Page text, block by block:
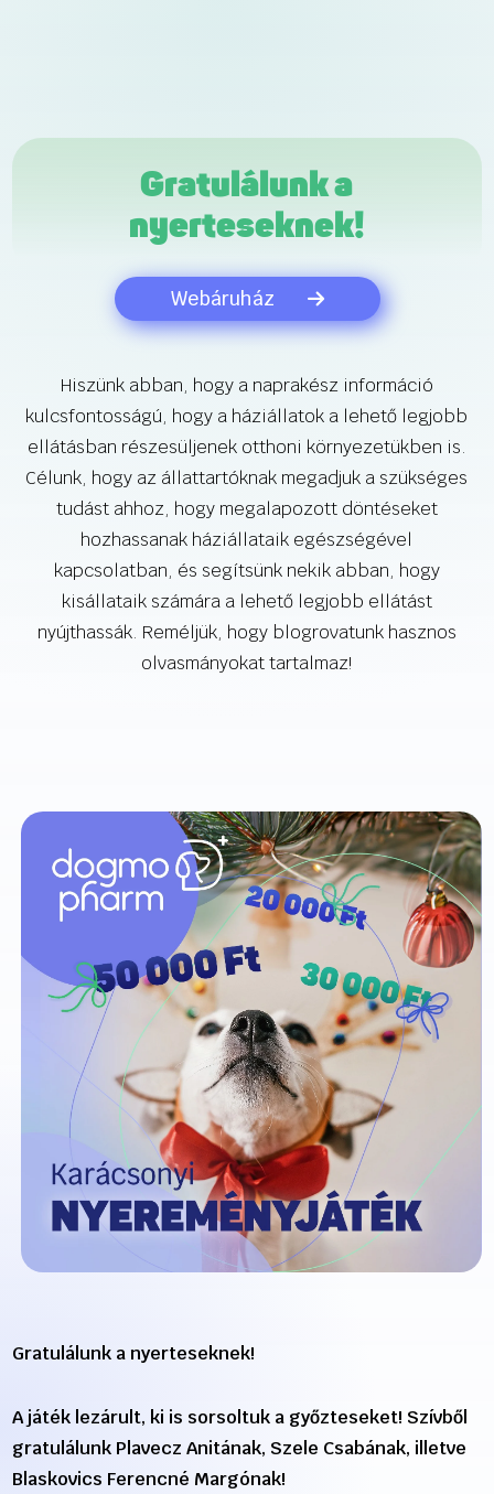
Gratulálunk a
nyerteseknek!
Webáruház
Hiszünk abban, hogy a naprakész információ
kulcsfontosságú, hogy a háziállatok a lehető legjobb
ellátásban részesüljenek otthoni környezetükben is.
Célunk, hogy az állattartóknak megadjuk a szükséges
tudást ahhoz, hogy megalapozott döntéseket
hozhassanak háziállataik egészségével
kapcsolatban, és segítsünk nekik abban, hogy
kisállataik számára a lehető legjobb ellátást
nyújthassák. Reméljük, hogy blogrovatunk hasznos
olvasmányokat tartalmaz!
Gratulálunk a nyerteseknek!
A játék lezárult, ki is sorsoltuk a győzteseket! Szívből
gratulálunk Plavecz Anitának, Szele Csabának, illetve
Blaskovics Ferencné Margónak!